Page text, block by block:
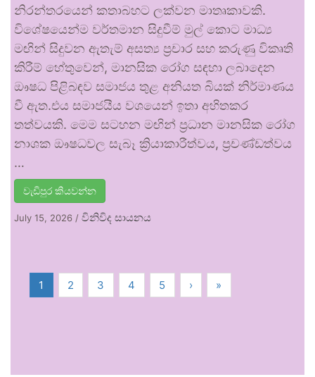
නිරන්තරයෙන් කතාබහට ලක්වන මාතෘකාවකි.
විශේෂයෙන්ම වර්තමාන සිදුවීම් මුල් කොට මාධ්‍ය
මඟින් සිදුවන ඇතැම් අසත්‍ය ප්‍රචාර සහ කරුණු විකෘති
කිරීම් හේතුවෙන්, මානසික රෝග සඳහා ලබාදෙන
ඖෂධ පිළිබඳව සමාජය තුළ අනියත බියක් නිර්මාණය
වී ඇත.එය සමාජයීය වශයෙන් ඉතා අහිතකර
තත්වයකි. මෙම සටහන මඟින් ප්‍රධාන මානසික රෝග
නාශක ඖෂධවල සැබෑ ක්‍රියාකාරීත්වය, ප්‍රචණ්ඩත්වය
…
වැඩිපුර කියවන්න
July 15, 2026 / විනිවිද සායනය
1 2 3 4 5 › »